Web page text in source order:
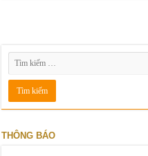
THÔNG BÁO